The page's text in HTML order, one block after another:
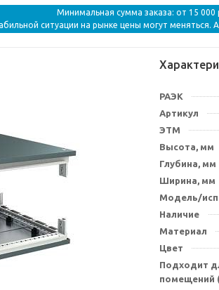
Минимальная сумма заказа: от 15 000
ситуации на рынке цены могут
РАЭК
Артикул
ЭТМ
Высота, мм
Глубина, мм
Ширина, мм
Модель/
Наличие
Материал
Цвет
Подходит
помещений